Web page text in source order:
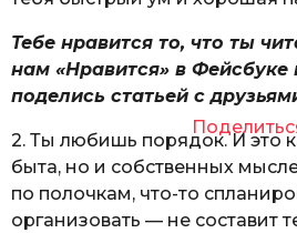
Тебе нравится то, что ты
нам «Нравится» в Фейсбуке
поделись статьей с
2. Ты любишь порядок. И это
быта, но и собственных
по полочкам, что-то
организовать — не составит